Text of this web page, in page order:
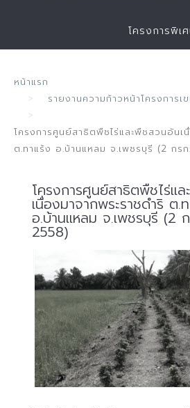
โครงการพิเ
หน้าแรก
รายงานความก้าวหน้าโครงการ
โครงการศูนย์สาธิตพืชไร่และพืชสวนอันเ
ต.ทาแร้ง อ.บ้านแหลม จ.เพชรบุรี (2 กร
โครงการศูนย์สาธิตพืชไร่แ
เนื่องมาจากพระราชดำริ ต.
อ.บ้านแหลม จ.เพชรบุรี (2
2558)